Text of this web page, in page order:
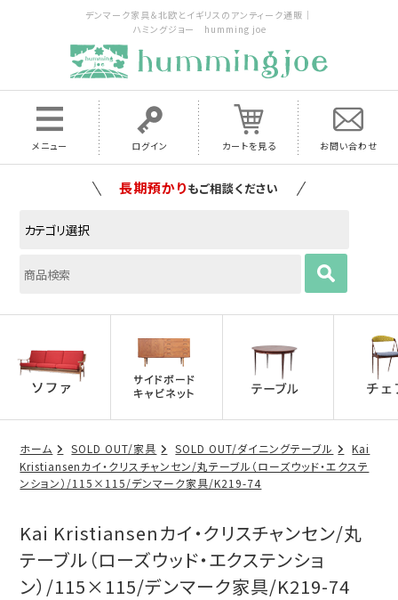
デンマーク家具＆北欧とイギリスのアンティーク通販｜
ハミングジョー humming joe
メニュー ログイン カートを見る お問い合わせ
家具の配送料は全国当店で負担いたします
ホーム SOLD OUT/家具 SOLD OUT/ダイニングテーブル
Kai
Kristiansenカイ・クリスチャンセン/丸テーブル（ローズウッド・エクステ
ンション）/115×115/デンマーク家具/K219-74
Kai Kristiansenカイ・クリスチャンセン/丸
テーブル（ローズウッド・エクステンショ
ン）/115×115/デンマーク家具/K219-74